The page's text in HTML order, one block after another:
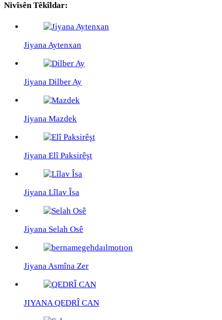
Nivîsên Têkîldar:
Jiyana Aytenxan
Jiyana Dilber Ay
Jiyana Mazdek
Jiyana Elî Paksirêşt
Jiyana Lîlav Îsa
Jiyana Selah Osê
Jiyana Asmîna Zer
JIYANA QEDRÎ CAN